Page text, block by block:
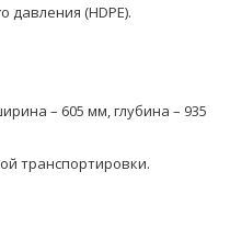
давления (HDPE).
– 605 мм, глубина – 935
транспортировки.